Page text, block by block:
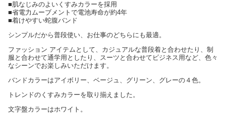
■肌なじみのよいくすみカラーを採用
■省電力ムーブメントで電池寿命が約4年
■着けやすい蛇腹バンド
シンプルだから普段使い、お仕事のどちらにも最適。
ファッション アイテムとして、カジュアルな普段着と合わせたり、制
服と合わせて通学用としたり、スーツと合わせてビジネス用など、色々
なシーンでお楽しみいただけます。
バンドカラーはアイボリー、ベージュ、グリーン、グレーの４色。
トレンドのくすみカラーを取り揃えました。
文字盤カラーはホワイト。